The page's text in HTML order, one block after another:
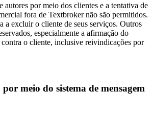
autores por meio dos clientes e a tentativa de
fora de Textbroker não são permitidos.
a excluir o cliente de seus serviços. Outros
especialmente a afirmação do
o cliente, inclusive reivindicações por
meio do sistema de mensagem